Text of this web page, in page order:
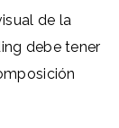
de la
debe tener